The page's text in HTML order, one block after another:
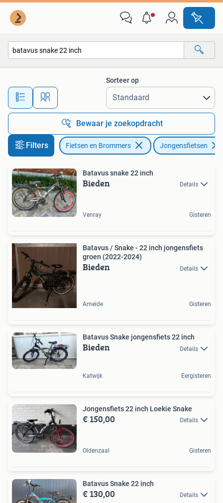
Alle afstanden…
Sorteer op
Bewaar je zoekopdracht
Filters Fietsen en Brommers Jongensfietsen
Batavus snake 22 inch
Bieden Details
Venray Gisteren
Batavus / Snake - 22 inch jongensfiets
groen (2022-2024)
Bieden Details
Ameide Gisteren
Batavus Snake jongensfiets 22 inch
Bieden Details
Katwijk Eergisteren
Jongensfiets 22 inch Loekie Snake
€ 150,00 Details
Oldenzaal Gisteren
Batavus Snake 22 inch
€ 130,00 Details